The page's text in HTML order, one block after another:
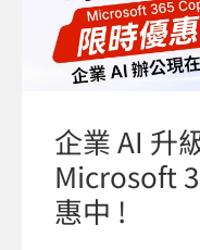
企業 AI 升
Microsoft
惠中 !